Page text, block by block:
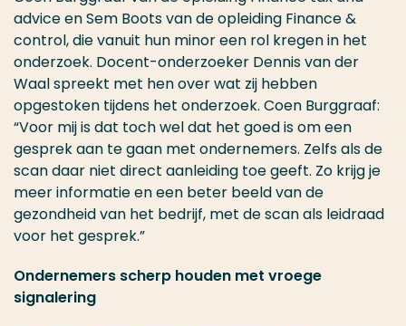
advice en Sem Boots van de opleiding Finance &
control, die vanuit hun minor een rol kregen in het
onderzoek. Docent-onderzoeker Dennis van der
Waal spreekt met hen over wat zij hebben
opgestoken tijdens het onderzoek. Coen Burggraaf:
“Voor mij is dat toch wel dat het goed is om een
gesprek aan te gaan met ondernemers. Zelfs als de
scan daar niet direct aanleiding toe geeft. Zo krijg je
meer informatie en een beter beeld van de
gezondheid van het bedrijf, met de scan als leidraad
voor het gesprek.”
Ondernemers scherp houden met vroege
signalering